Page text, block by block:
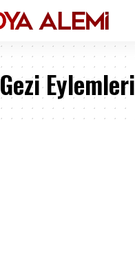
Gezi Eylemleri